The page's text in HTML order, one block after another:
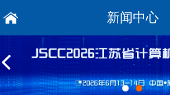
新闻中心